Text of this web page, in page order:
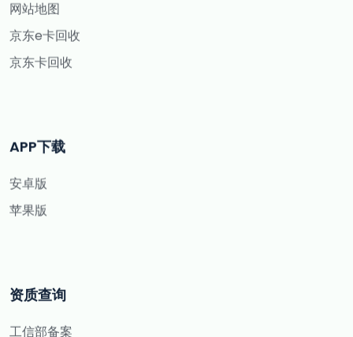
网站地图
京东e卡回收
京东卡回收
APP下载
安卓版
苹果版
资质查询
工信部备案